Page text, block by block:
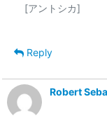
[アントシカ]
Reply
Robert